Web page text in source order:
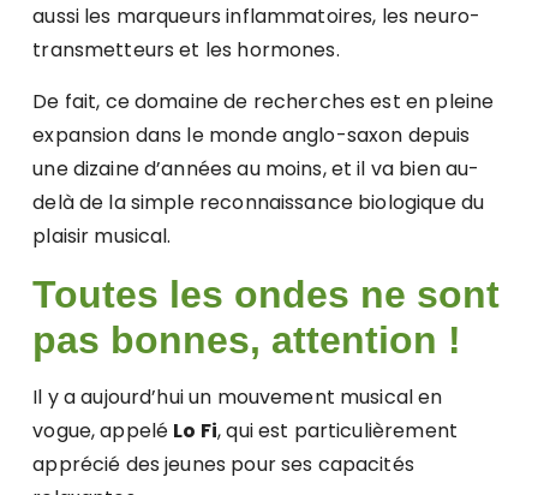
aussi les marqueurs inflammatoires, les neuro-
transmetteurs et les hormones.
De fait, ce domaine de recherches est en pleine
expansion dans le monde anglo-saxon depuis
une dizaine d’années au moins, et il va bien au-
delà de la simple reconnaissance biologique du
plaisir musical.
Toutes les ondes ne sont
pas bonnes, attention !
Il y a aujourd’hui un mouvement musical en
vogue, appelé Lo Fi, qui est particulièrement
apprécié des jeunes pour ses capacités